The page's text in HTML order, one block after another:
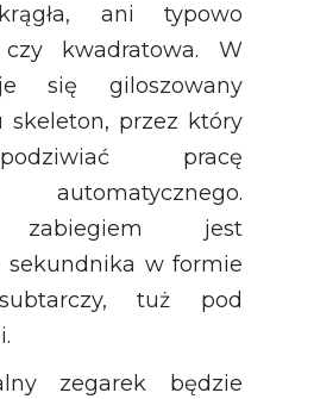
ani typowo
czy kwadratowa. W
się giloszowany
skeleton, przez który
pracę
automatycznego.
zabiegiem jest
sekundnika w formie
tuż pod
zegarek będzie